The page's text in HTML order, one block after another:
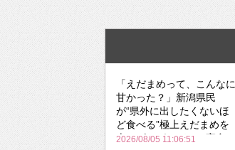
「えだまめって、こんなに
甘かった？」新潟県民
が“県外に出したくないほ
ど食べる”極上えだまめを
森のビアガーデンで実食
2026/08/05 11:06:51